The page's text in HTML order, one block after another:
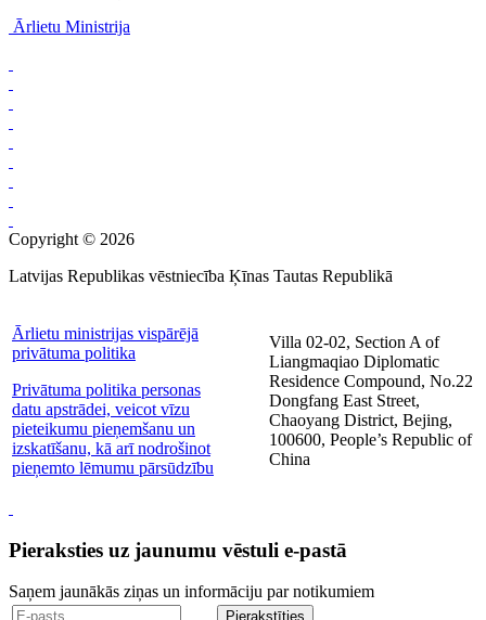
Ārlietu Ministrija
Copyright © 2026
Latvijas Republikas vēstniecība Ķīnas Tautas Republikā
Ārlietu ministrijas vispārējā
privātuma politika
Privātuma politika personas
datu apstrādei, veicot vīzu
pieteikumu pieņemšanu un
izskatīšanu, kā arī nodrošinot
pieņemto lēmumu pārsūdzību
Villa 02-02, Section A of
Liangmaqiao Diplomatic
Residence Compound, No.22
Dongfang East Street,
Chaoyang District, Bejing,
100600, People’s Republic of
China
Pieraksties uz jaunumu vēstuli e-pastā
Saņem jaunākās ziņas un informāciju par notikumiem